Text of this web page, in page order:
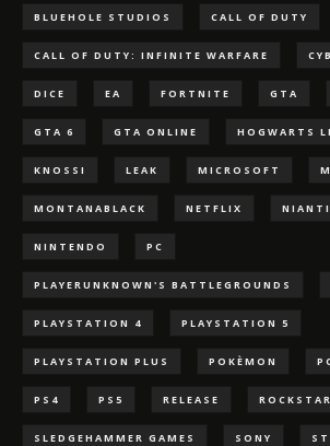
BLUEHOLE STUDIOS CALL OF DUTY
CALL OF DUTY: INFINITE WARFARE
DICE EA FORTNITE GTA
GTA 6 GTA ONLINE HOGWARTS
KNOSSI LEAK MICROSOFT
MONTANABLACK NETFLIX
NINTENDO PC
PLAYERUNKNOWN'S BATTLEGROUNDS
PLAYSTATION 4 PLAYSTATION 5
PLAYSTATION PLUS POKÈMON
PS4 PS5 RELEASE
SLEDGEHAMMER GAMES SONY